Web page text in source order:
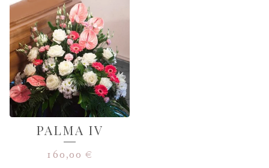
PALMA IV
160,00 €